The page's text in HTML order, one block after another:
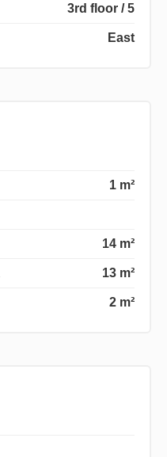
3rd floor / 5
East
1 m²
14 m²
13 m²
2 m²